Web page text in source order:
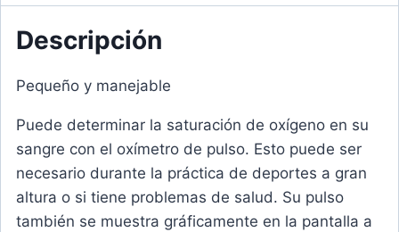
Descripción
Pequeño y manejable
Puede determinar la saturación de oxígeno en su
sangre con el oxímetro de pulso. Esto puede ser
necesario durante la práctica de deportes a gran
altura o si tiene problemas de salud. Su pulso
también se muestra gráficamente en la pantalla a